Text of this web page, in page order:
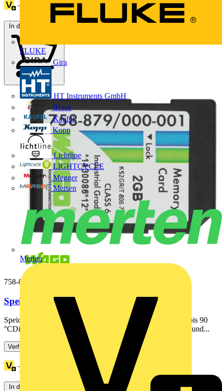
FLUKE
Gira
HT Instruments GmbH
iHaus
Kaufel
Kopp
Lichtline
LIGHTCYCLE
Megger
Mersen
Merten
Treuepunkte:25
In den Warenkorb
758-879/000-001
Speicherkarte SD,SLC-NAND,2 GByte
Speicherkarte SD; SLC-NAND; 2 GByte; Temperatur -40 bis 90
°CDie SD-Speicherkarte ersetzt tradionelle Speichermedien und...
Verfügbar: 3 Händler
Treuepunkte:
In den Warenkorb